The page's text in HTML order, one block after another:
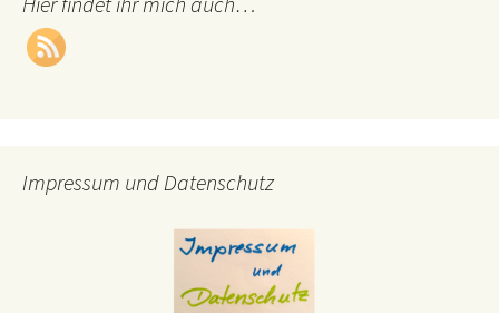
Impressum und Datenschutz